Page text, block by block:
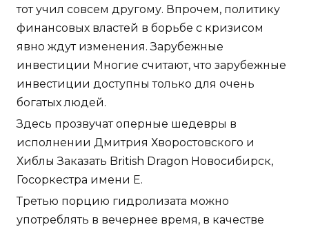
тот учил совсем другому. Впрочем, политику
финансовых властей в борьбе с кризисом
явно ждут изменения. Зарубежные
инвестиции Многие считают, что зарубежные
инвестиции доступны только для очень
богатых людей.
Здесь прозвучат оперные шедевры в
исполнении Дмитрия Хворостовского и
Хиблы Заказать British Dragon Новосибирск,
Госоркестра имени Е.
Третью порцию гидролизата можно
употреблять в вечернее время, в качестве